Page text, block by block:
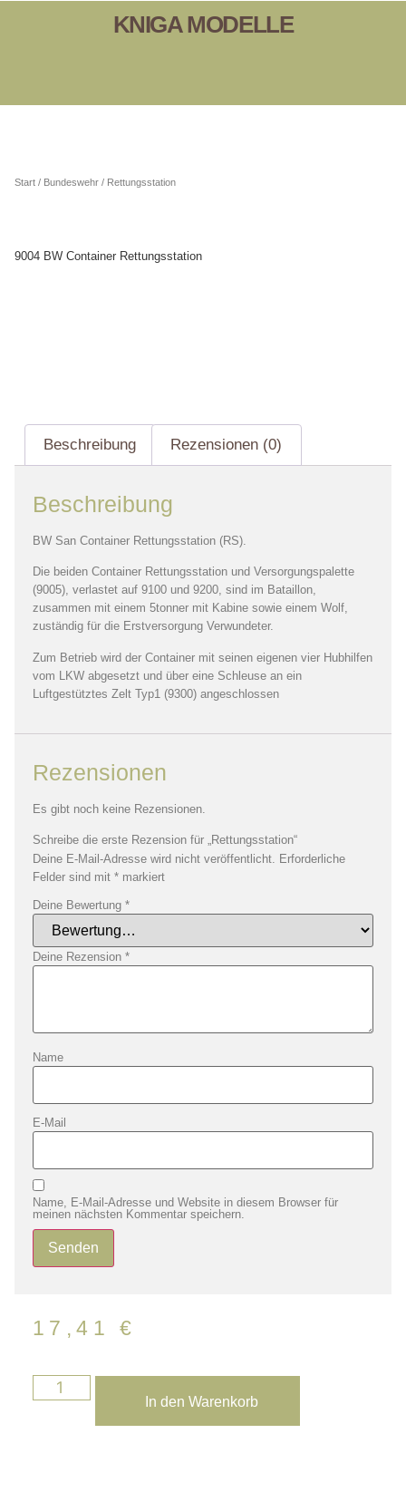
KNIGA MODELLE
Start / Bundeswehr / Rettungsstation
9004 BW Container Rettungsstation
Beschreibung Rezensionen (0)
Beschreibung
BW San Container Rettungsstation (RS).
Die beiden Container Rettungsstation und Versorgungspalette
(9005), verlastet auf 9100 und 9200, sind im Bataillon,
zusammen mit einem 5tonner mit Kabine sowie einem Wolf,
zuständig für die Erstversorgung Verwundeter.
Zum Betrieb wird der Container mit seinen eigenen vier Hubhilfen
vom LKW abgesetzt und über eine Schleuse an ein
Luftgestütztes Zelt Typ1 (9300) angeschlossen
Rezensionen
Es gibt noch keine Rezensionen.
Schreibe die erste Rezension für „Rettungsstation“
Deine E-Mail-Adresse wird nicht veröffentlicht. Erforderliche
Felder sind mit * markiert
Deine Bewertung *
Deine Rezension *
Name
E-Mail
Name, E-Mail-Adresse und Website in diesem Browser für
meinen nächsten Kommentar speichern.
17,41€
In den Warenkorb